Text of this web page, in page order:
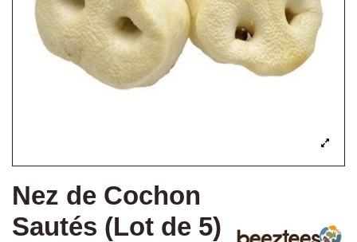
Nez de Cochon
Sautés (Lot de 5)